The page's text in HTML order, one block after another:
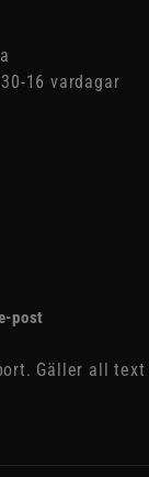
16 vardagar
post
Gäller all text